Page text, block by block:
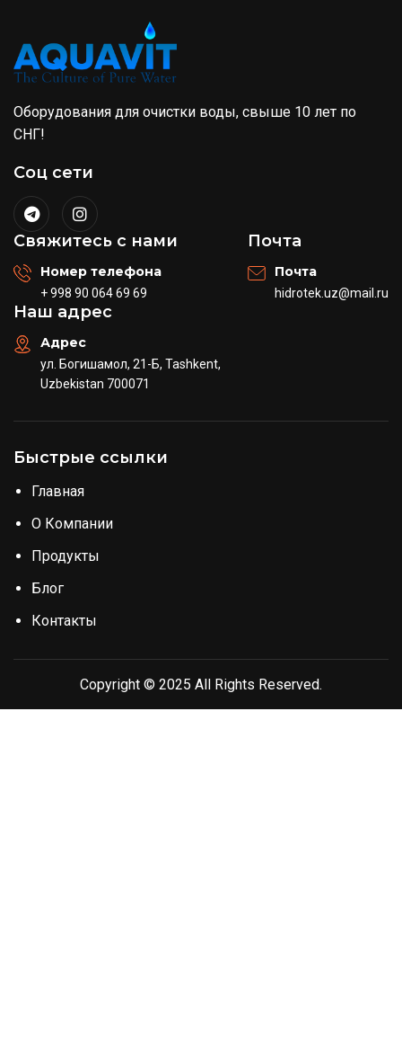
Оборудования для очистки воды, свыше 10 лет по
СНГ!
Соц сети
Свяжитесь с нами
Номер телефона
+ 998 90 064 69 69
Почта
Почта
hidrotek.uz@mail.ru
Наш адрес
Адрес
ул. Богишамол, 21-Б, Tashkent,
Uzbekistan 700071
Быстрые ссылки
Главная
О Компании
Продукты
Блог
Контакты
Copyright © 2025 All Rights Reserved.